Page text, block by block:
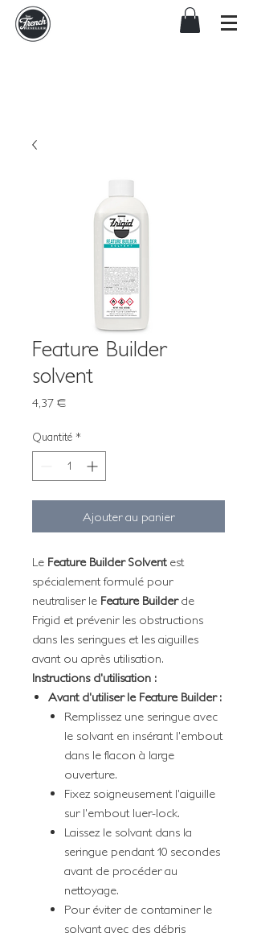
Feature Builder
solvent
4,37 €Prix
Quantité *
Ajouter au panier
Le Feature Builder Solventest
spécialement formulé pour
neutraliser le Feature Builderde
Frigid et prévenir les obstructions
dans les seringues et les aiguilles
avant ou après utilisation.
Instructions d'utilisation :
Avant d'utiliser le Feature Builder :
Remplissez une seringue avec
le solvant en insérant l'embout
dans le flacon à large
ouverture.​
Fixez soigneusement l'aiguille
sur l'embout luer-lock.​
Laissez le solvant dans la
seringue pendant 10 secondes
avant de procéder au
nettoyage.​
Pour éviter de contaminer le
solvant avec des débris